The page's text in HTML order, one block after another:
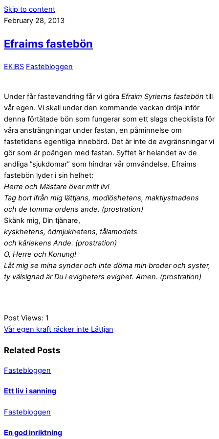
Skip to content
February 28, 2013
Efraims fastebön
EKiBS Fastebloggen
Under får fastevandring får vi göra Efraim Syrierns fastebön till
vår egen. Vi skall under den kommande veckan dröja inför
denna förtätade bön som fungerar som ett slags checklista för
våra ansträngningar under fastan, en påminnelse om
fastetidens egentliga innebörd. Det är inte de avgränsningar vi
gör som är poängen med fastan. Syftet är helandet av de
andliga ”sjukdomar” som hindrar vår omvändelse. Efraims
fastebön lyder i sin helhet:
Herre och Mästare över mitt liv!
Tag bort ifrån mig lättjans, modlöshetens, maktlystnadens
och de tomma ordens ande. (prostration)
Skänk mig, Din tjänare,
kyskhetens, ödmjukhetens, tålamodets
och kärlekens Ande. (prostration)
O, Herre och Konung!
Låt mig se mina synder och inte döma min broder och syster,
ty välsignad är Du i evigheters evighet. Amen. (prostration)
Post Views: 1
Vår egen kraft räcker inte Lättjan
Related Posts
Fastebloggen
Ett liv i sanning
Fastebloggen
En god inriktning